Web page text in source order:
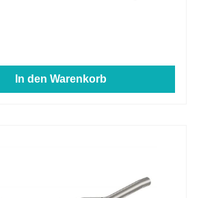
eine exakte Planparallelität
bei. Geeignet für alle Vorfacelift
(FL) Modelle.
In den Warenkorb